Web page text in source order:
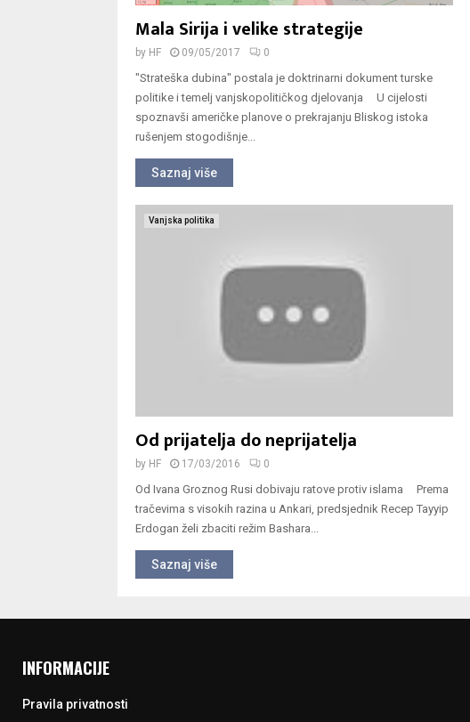
Mala Sirija i velike strategije
by HF 09/05/2017 0
"Strateška dubina" postala je doktrinarni dokument turske
politike i temelj vanjskopolitičkog djelovanja U cijelosti
spoznavši američke planove o prekrajanju Bliskog istoka
rušenjem stogodišnje...
Saznaj više
Vanjska politika
Od prijatelja do neprijatelja
by HF 17/03/2016 0
Od Ivana Groznog Rusi dobivaju ratove protiv islama Prema
tračevima s visokih razina u Ankari, predsjednik Recep Tayyip
Erdogan želi zbaciti režim Bashara...
Saznaj više
INFORMACIJE
Pravila privatnosti